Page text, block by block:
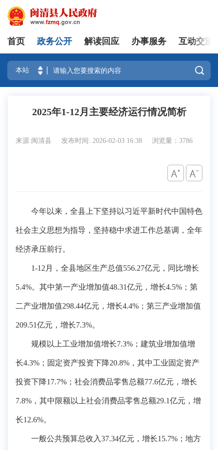
登录
首页 政务公开 解读回应 办事服务 互动交流

2025年1-12月主要经济运行情况简析
来源:闽清县 发布时间: 2026-02-03 16:38 浏览量：3786
今年以来，全县上下坚持以习近平新时代中国特色
社会主义思想为指导，坚持稳中求进工作总基调，全年
经济承压前行。
1-12月，全县地区生产总值556.27亿元，同比增长
5.4%。其中第一产业增加值48.31亿元，增长4.5%；第
二产业增加值298.44亿元，增长4.4%；第三产业增加值
209.51亿元，增长7.3%。
规模以上工业增加值增长7.3%；建筑业增加值增
长4.3%；固定资产投资下降20.8%，其中工业固定资产
投资下降17.7%；社会消费品零售总额77.6亿元，增长
7.8%，其中限额以上社会消费品零售总额29.1亿元，增
长12.6%。
一般公共预算总收入37.34亿元，增长15.7%；地方